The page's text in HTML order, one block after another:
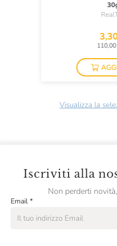
Visualizza la
Iscriviti alla
Non perderti
Email *